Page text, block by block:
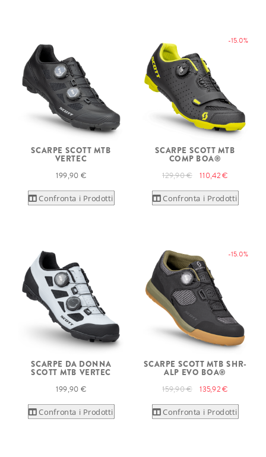
SCARPE SCOTT MTB
VERTEC
199,90 €
Confronta i Prodotti
-15.0%
SCARPE SCOTT MTB
COMP BOA®
129,90 € 110,42 €
Confronta i Prodotti
SCARPE DA DONNA
SCOTT MTB VERTEC
199,90 €
Confronta i Prodotti
-15.0%
SCARPE SCOTT MTB SHR-
ALP EVO BOA®
159,90 € 135,92 €
Confronta i Prodotti